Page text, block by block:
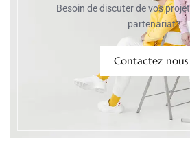
Besoin de discuter de vos
partenariat?
Contactez nous